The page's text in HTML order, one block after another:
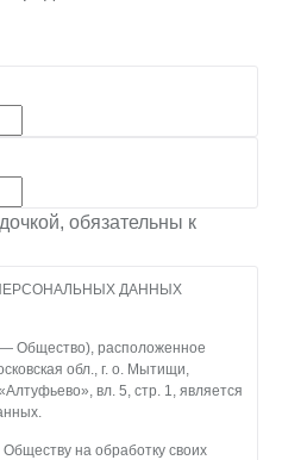
обязательны к
ДАННЫХ
Общество), расположенное
обл., г. о. Мытищи,
вл. 5, стр. 1, является
на обработку своих